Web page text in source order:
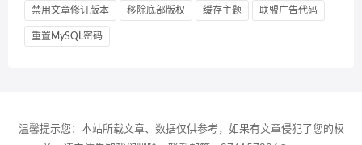
禁用文章修订版本 移除底部版权 缓存主题 联盟广告代码
重置MySQL密码
温馨提示您：本站所载文章、数据仅供参考，如果有文章侵犯了您的权